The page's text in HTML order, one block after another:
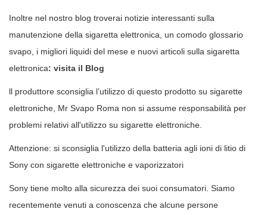
Inoltre nel nostro blog troverai notizie interessanti sulla
manutenzione della sigaretta elettronica, un comodo glossario
svapo, i migliori liquidi del mese e nuovi articoli sulla sigaretta
elettronica: visita il Blog
ll produttore sconsiglia l’utilizzo di questo prodotto su sigarette
elettroniche, Mr Svapo Roma non si assume responsabilità per
problemi relativi all'utilizzo su sigarette elettroniche.
Attenzione: si sconsiglia l'utilizzo della batteria agli ioni di litio di
Sony con sigarette elettroniche e vaporizzatori
Sony tiene molto alla sicurezza dei suoi consumatori. Siamo
recentemente venuti a conoscenza che alcune persone